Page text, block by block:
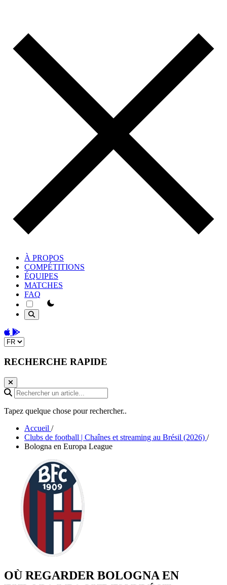
À PROPOS
COMPÉTITIONS
ÉQUIPES
MATCHES
FAQ
theme switcher
Download on the App Store
Get it on Google Play
Change language
RECHERCHE RAPIDE
Rechercher un article...
Tapez quelque chose pour rechercher..
Accueil /
Clubs de football | Chaînes et streaming au Brésil (2026) /
Bologna en Europa League
OÙ REGARDER BOLOGNA EN